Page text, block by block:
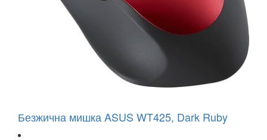
Безжична мишка ASUS WT425, Dark Ruby